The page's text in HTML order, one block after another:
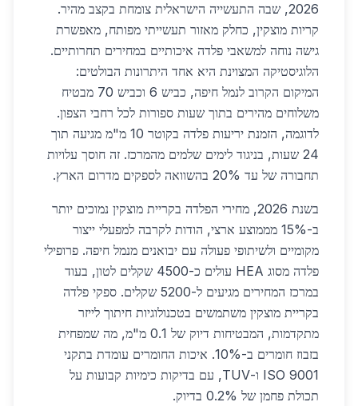
2026, שבה התעשייה הישראלית צומחת בקצב מהיר.
קריות מוצקין, כחלק מאזור תעשייתי מפותח, מאפשרת
גישה נוחה למשאבי פלדה איכותיים במחירים תחרותיים.
הלוגיסטיקה המצוינת היא אחד היתרונות הבולטים:
המיקום הקרוב לנמל חיפה, כביש 6 וכביש 70 מבטיח
משלוחים מהירים בתוך שעות ספורות לכל רחבי הצפון.
לדוגמה, הזמנת יריעות פלדה בקוטר 10 מ"מ מגיעה תוך
24 שעות, בניגוד לימים שלמים מהמרכז. זה חוסך עלויות
תחבורה של עד 20% בהשוואה לספקים מדרום הארץ.
בשנת 2026, מחירי הפלדה בקריית מוצקין נמוכים יותר
ב-15% מממוצע ארצי, הודות לקרבה למפעלי ייצור
מקומיים ולשיתופי פעולה עם יבואנים מנמל חיפה. פרופילי
פלדה מסוג HEA עולים כ-4500 שקלים לטון, בעוד
במרכז המחירים מגיעים ל-5200 שקלים. ספקי פלדה
בקריית מוצקין משתמשים בטכנולוגיות חיתוך לייזר
מתקדמות, המבטיחות דיוק של 0.1 מ"מ, מה שמפחית
בזבוז חומרים ב-10%. איכות החומרים עומדת בתקני
ISO 9001 ו-TUV, עם בדיקות כימיות קבועות על
תכולת פחמן של 0.2% בדיוק.